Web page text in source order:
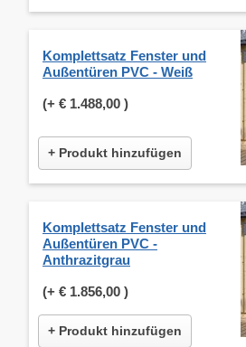
Komplettsatz Fenster und
Außentüren PVC - Weiß
(+ € 1.488,00 )
+ Produkt hinzufügen
Komplettsatz Fenster und
Außentüren PVC -
Anthrazitgrau
(+ € 1.856,00 )
+ Produkt hinzufügen